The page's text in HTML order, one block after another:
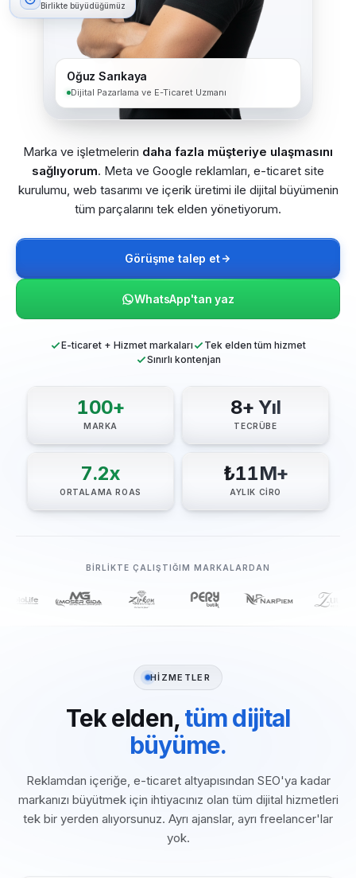
Oğuz Sarıkaya
Dijital Pazarlama ve E-Ticaret Uzmanı
Birlikte büyüdüğümüz
Marka ve işletmelerin daha fazla müşteriye ulaşmasını
sağlıyorum. Meta ve Google reklamları, e-ticaret site
kurulumu, web tasarımı ve içerik üretimi ile dijital büyümenin
tüm parçalarını tek elden yönetiyorum.
Görüşme talep et
WhatsApp'tan yaz
E-ticaret + Hizmet markaları
Tek elden tüm hizmet
Sınırlı kontenjan
100+
MARKA
8+ Yıl
TECRÜBE
7.2x
ORTALAMA ROAS
₺11M+
AYLIK CİRO
BİRLİKTE ÇALIŞTIĞIM MARKALARDAN
HİZMETLER
Tek elden,tüm dijital
büyüme.
Reklamdan içeriğe, e-ticaret altyapısından SEO'ya kadar
markanızı büyütmek için ihtiyacınız olan tüm dijital hizmetleri
tek bir yerden alıyorsunuz. Ayrı ajanslar, ayrı freelancer'lar
yok.